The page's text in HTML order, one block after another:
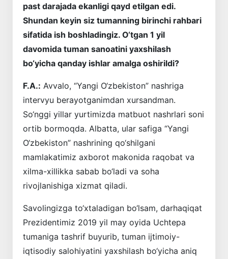
past darajada ekanligi qayd etilgan edi.
Shundan keyin siz tumanning birinchi rahbari
sifatida ish boshladingiz. O‘tgan 1 yil
davomida tuman sanoatini yaxshilash
bo‘yicha qanday ishlar amalga oshirildi?
F.A.: Avvalo, “Yangi O‘zbekiston” nashriga
intervyu berayotganimdan xursandman.
So‘nggi yillar yurtimizda matbuot nashrlari soni
ortib bormoqda. Albatta, ular safiga “Yangi
O‘zbekiston” nashrining qo‘shilgani
mamlakatimiz axborot makonida raqobat va
xilma-xillikka sabab bo‘ladi va soha
rivojlanishiga xizmat qiladi.
Savolingizga to‘xtaladigan bo‘lsam, darhaqiqat
Prezidentimiz 2019 yil may oyida Uchtepa
tumaniga tashrif buyurib, tuman ijtimoiy-
iqtisodiy salohiyatini yaxshilash bo‘yicha aniq